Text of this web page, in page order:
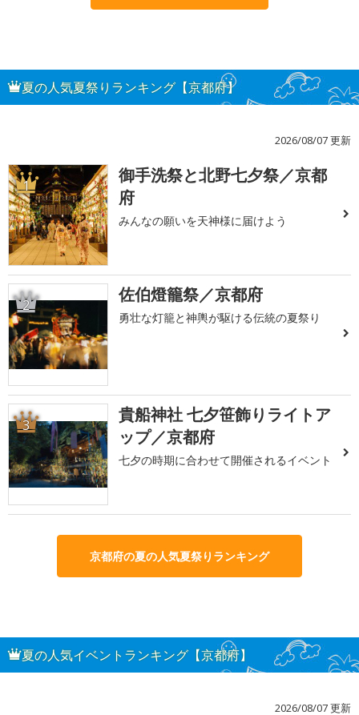
夏の人気夏祭りランキング【京都府】
2026/08/07 更新
1
御手洗祭と北野七夕祭／京都
府
みんなの願いを天神様に届けよう
2 佐伯燈籠祭／京都府
勇壮な灯籠と神輿が駆ける伝統の夏祭り
3
貴船神社 七夕笹飾りライトア
ップ／京都府
七夕の時期に合わせて開催されるイベント
京都府の夏の人気夏祭りランキング
夏の人気イベントランキング【京都府】
2026/08/07 更新